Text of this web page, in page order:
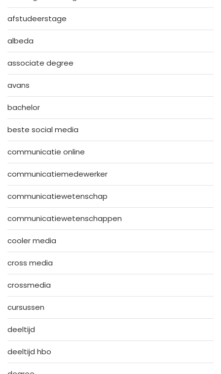
afstudeerstage
albeda
associate degree
avans
bachelor
beste social media
communicatie online
communicatiemedewerker
communicatiewetenschap
communicatiewetenschappen
cooler media
cross media
crossmedia
cursussen
deeltijd
deeltijd hbo